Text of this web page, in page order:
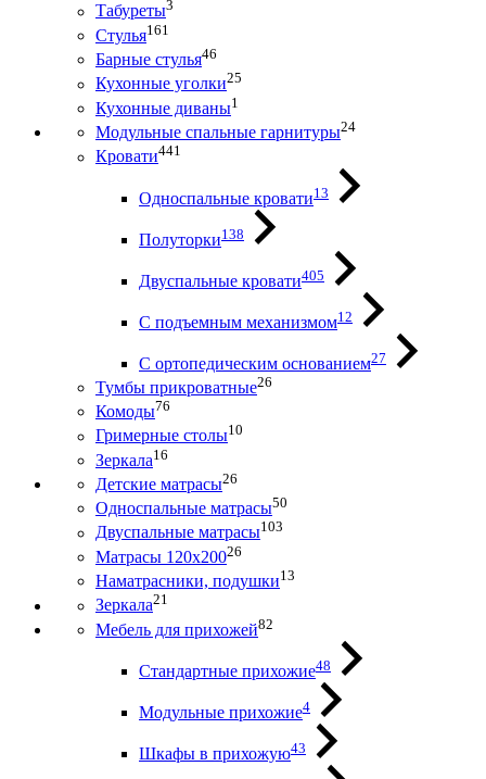
Табуреты3
Стулья161
Барные стулья46
Кухонные уголки25
Кухонные диваны1
Модульные спальные гарнитуры24
Кровати441
Односпальные кровати13
Полуторки138
Двуспальные кровати405
С подъемным механизмом12
С ортопедическим основанием27
Тумбы прикроватные26
Комоды76
Гримерные столы10
Зеркала16
Детские матрасы26
Односпальные матрасы50
Двуспальные матрасы103
Матрасы 120х20026
Наматрасники, подушки13
Зеркала21
Мебель для прихожей82
Стандартные прихожие48
Модульные прихожие4
Шкафы в прихожую43